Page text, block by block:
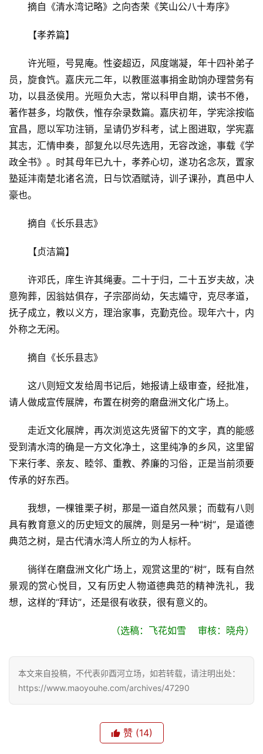
摘自《清水湾记略》之向杏荣《笑山公八十寿序》
【孝养篇】
许光晅，号晃庵。性姿超迈，风度端凝，年十四补弟子
员，旋食饩。嘉庆元二年，以教匪滋事捐金助饷办理营务有
功，以县丞侯用。光晅负大志，常以科甲自期，读书不倦，
著作甚多，均散佚，惟存杂录数篇。嘉庆初年，学宪涂按临
宜昌，愿以军功注销，呈请仍岁科考，试上图进取，学宪嘉
其志，汇情申奏，部复允以尽先选用，无容改途，事载《学
政全书》。时其母年已九十，孝养心切，遂功名念灰，置家
塾延沣南楚北诸名流，日与饮酒赋诗，训子课孙，真邑中人
豪也。
摘自《长乐县志》
【贞洁篇】
许邓氏，庠生许其绳妻。二十于归，二十五岁夫故，决
意殉葬，因翁姑俱存，子宗邵尚幼，矢志孀守，克尽孝道，
抚子成立，教以义方，理治家事，克勤克俭。现年六十，内
外称之无闲。
摘自《长乐县志》
这八则短文发给周书记后，她报请上级审查，经批准，
请人做成宣传展牌，布置在树旁的磨盘洲文化广场上。
走近文化展牌，再次浏览这先贤留下的文字，真的能感
受到清水湾的确是一方文化净土，这里纯净的乡风，这里留
下来行孝、亲友、睦邻、重教、养廉的习俗，正是当前须要
传承的好东西。
我想，一棵锥栗子树，那是一道自然风景；而载有八则
具有教育意义的历史短文的展牌，则是另一种“树”，是道德
典范之树，是古代清水湾人所立的为人标杆。
徜徉在磨盘洲文化广场上，观赏这里的“树”，既有自然
景观的赏心悦目，又有历史人物道德典范的精神洗礼，我
想，这样的“拜访”，还是很有收获，很有意义的。
（选稿：飞花如雪    审核：晓舟）
本文来自投稿，不代表卯酉河立场，如若转载，请注明出处：
https://www.maoyouhe.com/archives/47290
赞 (14)